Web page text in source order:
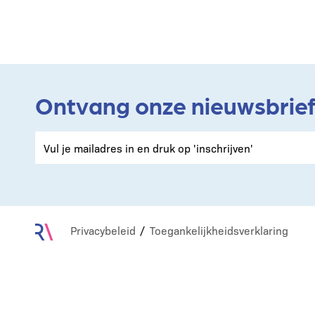
Ontvang onze nieuwsbrief
FooterPrivacybeleid Toegankelijkheidsverklaring